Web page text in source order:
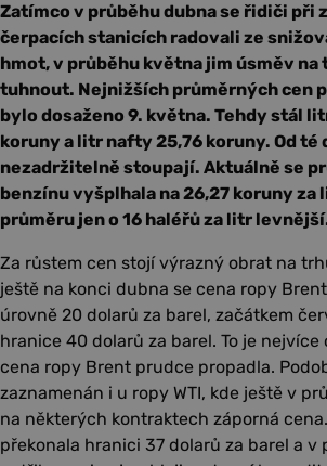
Zatímco v průběhu dubna se řidiči při
čerpacích stanicích radovali ze
hmot, v průběhu května jim úsměv na
tuhnout. Nejnižších průměrných cen
bylo dosaženo 9. května. Tehdy stál
koruny a litr nafty 25,76 koruny. Od té
nezadržitelně stoupají. Aktuálně se
benzínu vyšplhala na 26,27 koruny za
průměru jen o 16 haléřů za litr
Za růstem cen stojí výrazný obrat na
ještě na konci dubna se cena ropy
úrovně 20 dolarů za barel, začátkem
hranice 40 dolarů za barel. To je nejvíce
cena ropy Brent prudce propadla.
zaznamenán i u ropy WTI, kde ještě v
na některých kontraktech záporná
překonala hranici 37 dolarů za barel a